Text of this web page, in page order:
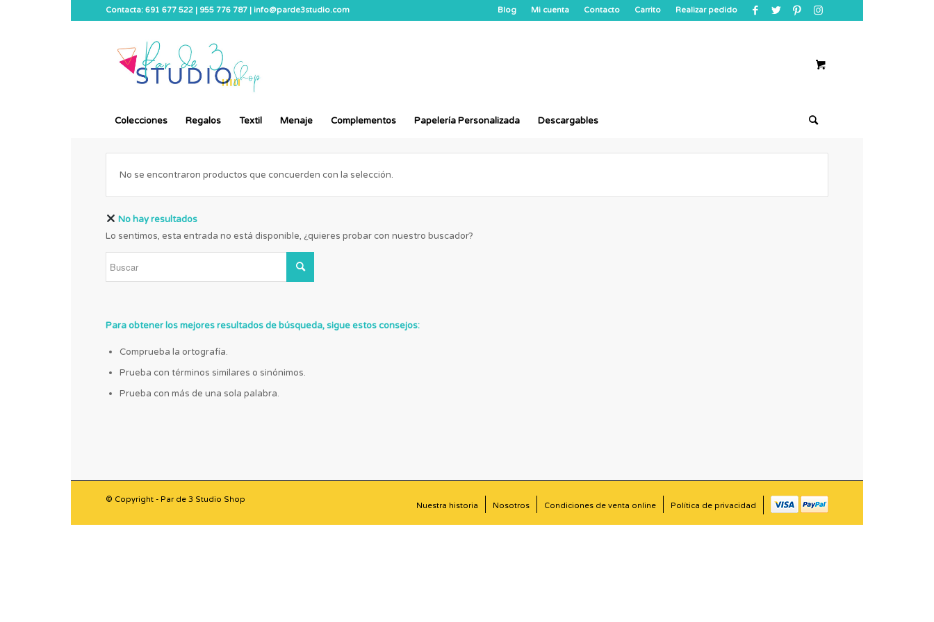
Blog Mi cuenta Contacto Carrito Realizar pedido
Contacta: 691 677 522 | 955 776 787 | info@parde3studio.com
Colecciones Regalos Textil Menaje Complementos Papelería Personalizada Descargables
No se encontraron productos que concuerden con la selección.
No hay resultados
Lo sentimos, esta entrada no está disponible, ¿quieres probar con nuestro buscador?
Para obtener los mejores resultados de búsqueda, sigue estos consejos:
Comprueba la ortografía.
Prueba con términos similares o sinónimos.
Prueba con más de una sola palabra.
© Copyright - Par de 3 Studio Shop
Nuestra historia Nosotros Condiciones de venta online Política de privacidad